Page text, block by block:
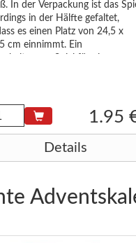
In der Verpackung ist das
in der Hälfte gefaltet,
es einen Platz von 24,5 x
cm einnimmt. Ein
1.95
Details